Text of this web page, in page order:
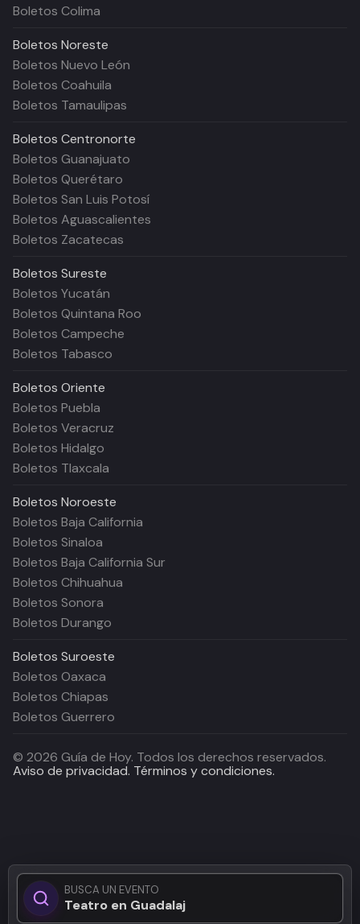
BUSCA UN EVENTO
Teatro en Guadalajara..
Boletos Colima
Boletos Noreste
Boletos Nuevo León
Boletos Coahuila
Boletos Tamaulipas
Boletos Centronorte
Boletos Guanajuato
Boletos Querétaro
Boletos San Luis Potosí
Boletos Aguascalientes
Boletos Zacatecas
Boletos Sureste
Boletos Yucatán
Boletos Quintana Roo
Boletos Campeche
Boletos Tabasco
Boletos Oriente
Boletos Puebla
Boletos Veracruz
Boletos Hidalgo
Boletos Tlaxcala
Boletos Noroeste
Boletos Baja California
Boletos Sinaloa
Boletos Baja California Sur
Boletos Chihuahua
Boletos Sonora
Boletos Durango
Boletos Suroeste
Boletos Oaxaca
Boletos Chiapas
Boletos Guerrero
© 2026 Guía de Hoy. Todos los derechos reservados.
Aviso de privacidad. Términos y condiciones.